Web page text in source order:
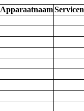
Apparaatnaam